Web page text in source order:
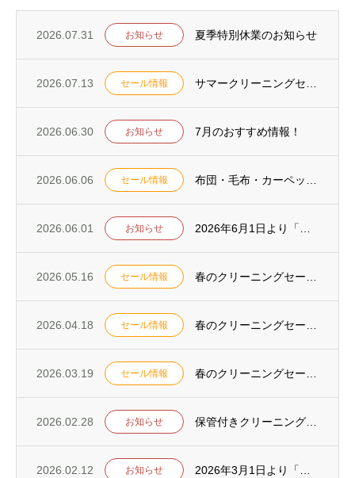
2026.07.31 お知らせ 夏季特別休業のお知らせ
2026.07.13 セール情報 サマークリーニングセールを7月18日からスタート！
2026.06.30 お知らせ 7月のおすすめ情報！
2026.06.06 セール情報 布団・毛布・カーペットキャンペーンを6月13日からスタート！
2026.06.01 お知らせ 2026年6月1日より「ポートアイランド支店・水道筋支店」が通常営業になります
2026.05.16 セール情報 春のクリーニングセールを5月23日からスタート！
2026.04.18 セール情報 春のクリーニングセールを4月25日からスタート！
2026.03.19 セール情報 春のクリーニングセールを3月26日からスタート！
2026.02.28 お知らせ 保管付きクリーニング実施のお知らせ
2026.02.12 お知らせ 2026年3月1日より「ポートアイランド支店・水道筋支店」の定休日を変更いたします